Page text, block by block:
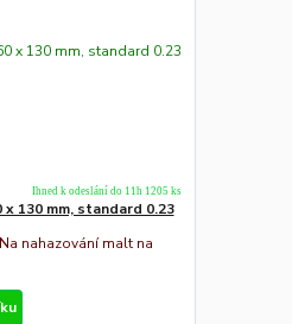
130 mm, standard 0.23
nahazování malt na
Ihned k odeslání do 11h 1205 ks